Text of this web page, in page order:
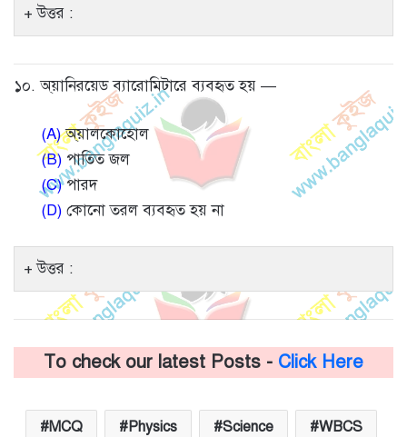
উত্তর :
১০. অ্য়ানিরয়েড ব্যারোমিটারে ব্যবহৃত হয় —
(A)অ্য়ালকোহোল
(B) পাতিত জল
(C)পারদ
(D) কোনো তরল ব্যবহৃত হয় না
উত্তর :
To check our latest Posts - Click Here
MCQ Physics Science WBCS